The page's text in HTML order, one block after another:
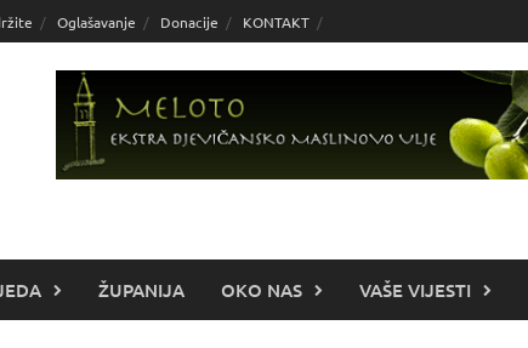
Oglašavanje Donacije KONTAKT
ŽUPANIJA OKO NAS VAŠE VIJESTI